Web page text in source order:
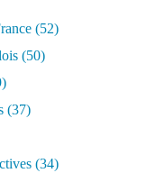
(52)
(50)
(37)
(34)